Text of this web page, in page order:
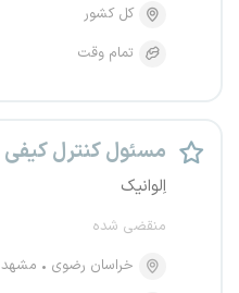
کل کشور
تمام وقت
مسئول کنترل کیفی
اِلوانیک
منقضی شده
خراسان رضوی
مشهد